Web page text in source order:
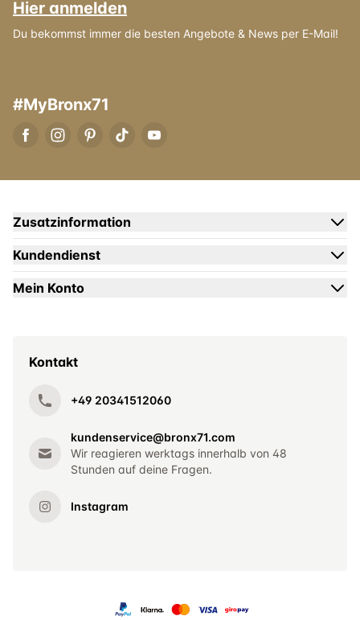
Hier anmelden
Du bekommst immer die besten Angebote & News per E-Mail!
#MyBronx71
Zusatzinformation
Kundendienst
Mein Konto
Kontakt
+49 20341512060
kundenservice@bronx71.com
Wir reagieren werktags innerhalb von 48
Stunden auf deine Fragen.
Instagram